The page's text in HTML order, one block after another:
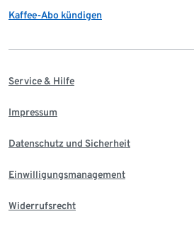
Kaffee-Abo kündigen
Service & Hilfe
Impressum
Datenschutz und Sicherheit
Einwilligungsmanagement
Widerrufsrecht